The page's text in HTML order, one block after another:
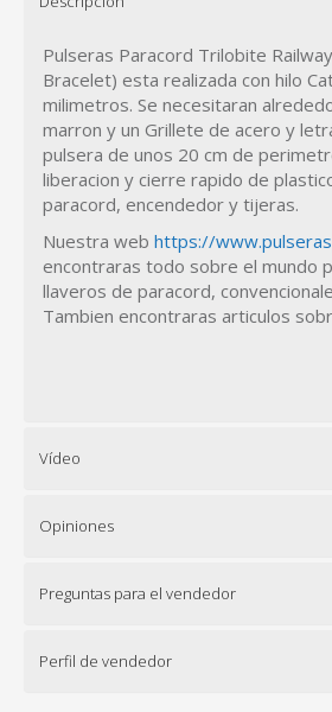
Pulseras Paracord Trilobite
Bracelet) esta realizada con hilo
milimetros. Se necesitaran
marron y un Grillete de acero y
pulsera de unos 20 cm de
liberacion y cierre rapido de
paracord, encendedor y tijeras.
Nuestra web https://
encontraras todo sobre el mundo
llaveros de paracord,
Tambien encontraras articulos
Vídeo
Opiniones
Preguntas para el vendedor
Perfil de vendedor